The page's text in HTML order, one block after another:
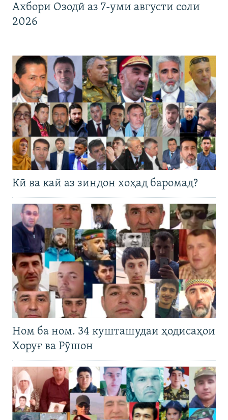
Ахбори Озодӣ аз 7-уми августи соли
2026
Кӣ ва кай аз зиндон хоҳад баромад?
Ном ба ном. 34 кушташудаи ҳодисаҳои
Хоруғ ва Рӯшон